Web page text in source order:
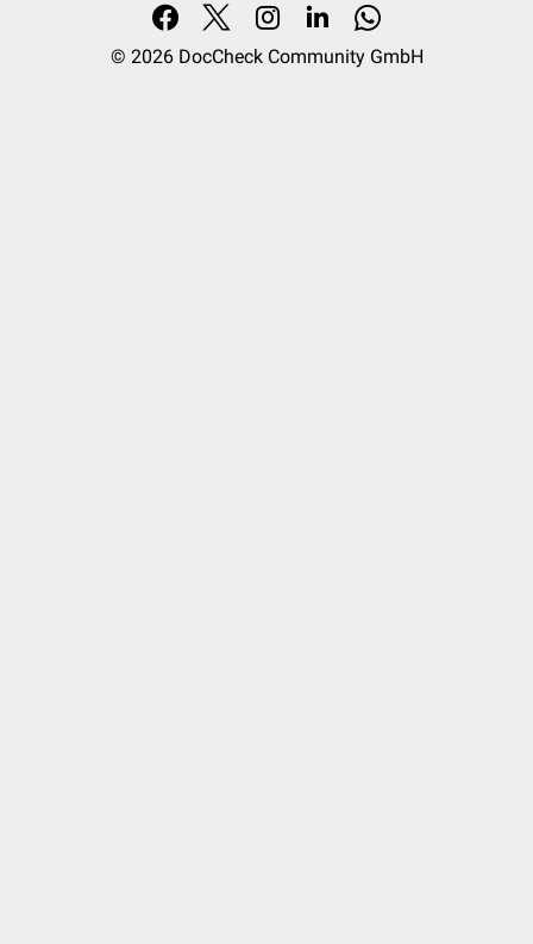
© 2026 DocCheck Community GmbH